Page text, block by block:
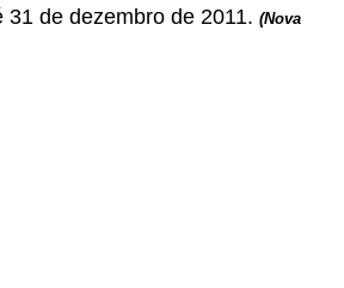
de dezembro de 2011. (Nova